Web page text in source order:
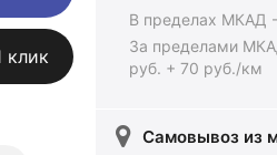
клик
В пределах МКАД
За пределами
руб. + 70 руб./км
Самовывоз из